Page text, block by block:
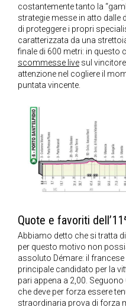
costantemente tanto la
strategie messe in atto dalle
di proteggere i propri
caratterizzata da una
finale di 600 metri: in questo
scommesse live sul
attenzione nel cogliere il
puntata vincente.
Quote e favoriti
Abbiamo detto che si tratta
per questo motivo non
assoluto Démare: il
principale candidato per la
pari appena a 2,00.
che deve per forza essere
straordinaria prova di forza